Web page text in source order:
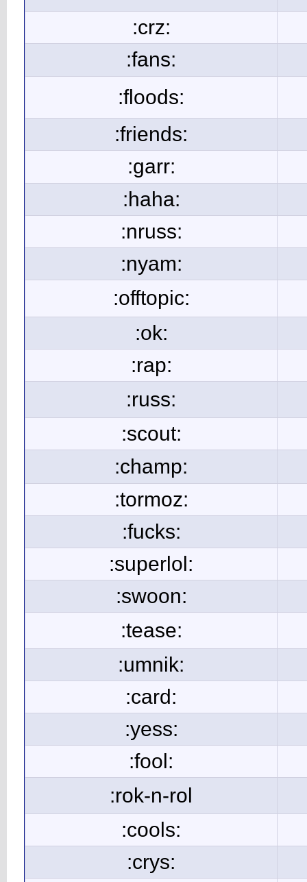
:crz:
:fans:
:floods:
:friends:
:garr:
:haha:
:nruss:
:nyam:
:offtopic:
:ok:
:rap:
:russ:
:scout:
:champ:
:tormoz:
:fucks:
:superlol:
:swoon:
:tease:
:umnik:
:card:
:yess:
:fool:
:rok-n-rol
:cools:
:crys: